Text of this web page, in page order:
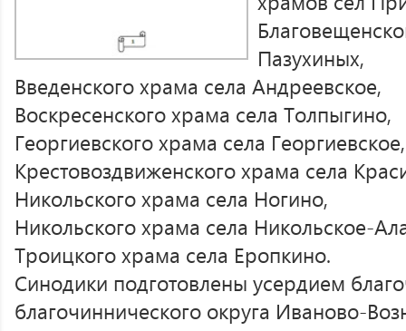
Пазухиных,
Введенского храма села Андреевское,
Воскресенского храма села Толпыгино,
Георгиевского храма села Георгиевское,
Крестовоздвиженского храма села
Никольского храма села Ногино,
Никольского храма села Никольское-
Троицкого храма села Еропкино.
Синодики подготовлены усердием
благочиннического округа Иваново-